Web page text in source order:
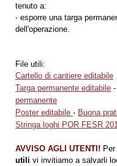
tenuto a:
- esporre una targa
dell'operazione.
File utili:
Cartello di cantiere editabile
Targa permanente editabile -
permanente
Poster editabile - Buona
Stringa loghi POR FESR
AVVISO AGLI UTENTI!
utili vi invitiamo a salvarli